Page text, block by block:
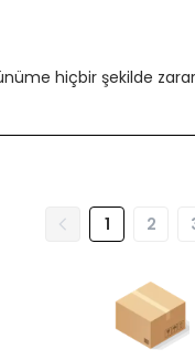
hiçbir şekilde
1 2